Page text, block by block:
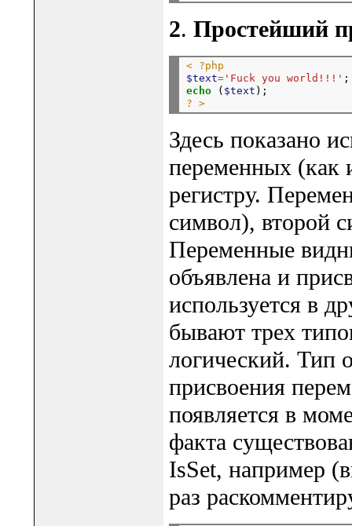
2. Простейший
< ?php
$text='Fuck you world!!!'
echo ( $text
? >
Здесь показано
переменных (как
регистру.
символ), второй
Переменные
объявлена и
используется в
бывают трех
логический. Тип
присвоения
появляется в
факта
IsSet, например
раз